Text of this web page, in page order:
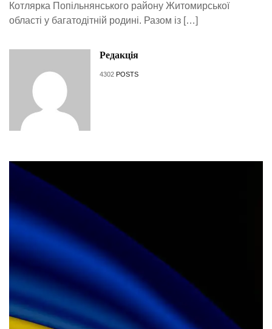
Котлярка Попільнянського району Житомирської
області у багатодітній родині. Разом із […]
Редакція
4302 POSTS